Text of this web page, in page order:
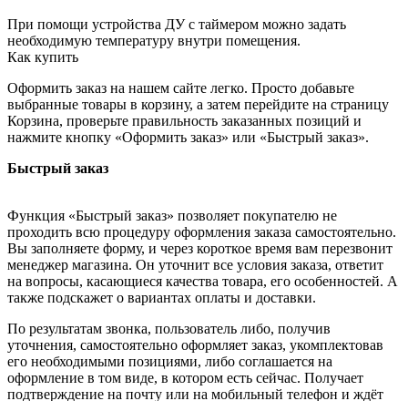
При помощи устройства ДУ с таймером можно задать
необходимую температуру внутри помещения.
Как купить
Оформить заказ на нашем сайте легко. Просто добавьте
выбранные товары в корзину, а затем перейдите на страницу
Корзина, проверьте правильность заказанных позиций и
нажмите кнопку «Оформить заказ» или «Быстрый заказ».
Быстрый заказ
Функция «Быстрый заказ» позволяет покупателю не
проходить всю процедуру оформления заказа самостоятельно.
Вы заполняете форму, и через короткое время вам перезвонит
менеджер магазина. Он уточнит все условия заказа, ответит
на вопросы, касающиеся качества товара, его особенностей. А
также подскажет о вариантах оплаты и доставки.
По результатам звонка, пользователь либо, получив
уточнения, самостоятельно оформляет заказ, укомплектовав
его необходимыми позициями, либо соглашается на
оформление в том виде, в котором есть сейчас. Получает
подтверждение на почту или на мобильный телефон и ждёт